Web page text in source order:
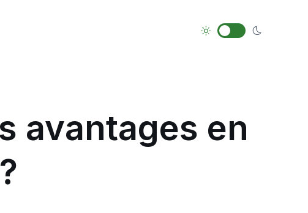
avantages en